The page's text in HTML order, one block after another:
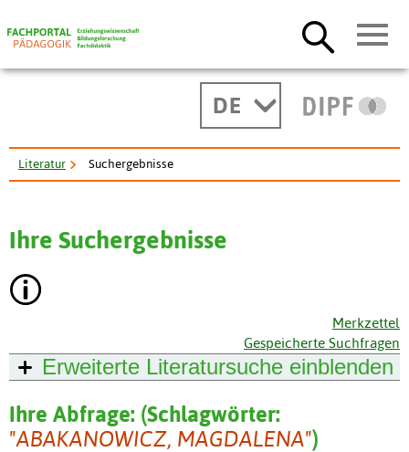
DE
Literatur Suchergebnisse
Ihre Suchergebnisse
Merkzettel
Gespeicherte Suchfragen
Erweiterte Literatursuche einblenden
Ihre Abfrage: (Schlagwörter:
"ABAKANOWICZ, MAGDALENA")